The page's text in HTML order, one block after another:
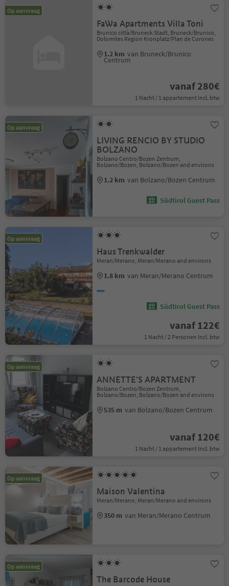
Op aanvraag
FaWa Apartments Villa Toni
Brunico città/Bruneck Stadt, Bruneck/Brunico,
Dolomites Region Kronplatz/Plan de Corones
1.2 km van Bruneck/Brunico
Centrum
vanaf 280€
1 Nacht / 1 appartement Incl. btw
Op aanvraag
LIVING RENCIO BY STUDIO
BOLZANO
Bolzano Centro/Bozen Zentrum,
Bolzano/Bozen, Bolzano/Bozen and environs
1.2 km van Bolzano/Bozen Centrum
Südtirol Guest Pass
Op aanvraag
Haus Trenkwalder
Meran/Merano, Meran/Merano and environs
1.8 km van Meran/Merano Centrum
Südtirol Guest Pass
vanaf 122€
1 Nacht / 2 Personen Incl. btw
Op aanvraag
ANNETTE'S APARTMENT
Bolzano Centro/Bozen Zentrum,
Bolzano/Bozen, Bolzano/Bozen and environs
535 m van Bolzano/Bozen Centrum
vanaf 120€
1 Nacht / 1 appartement Incl. btw
Op aanvraag
Maison Valentina
Meran/Merano, Meran/Merano and environs
350 m van Meran/Merano Centrum
Op aanvraag
The Barcode House